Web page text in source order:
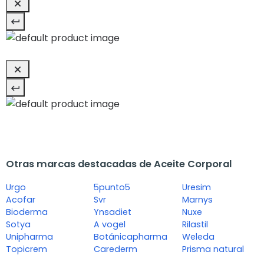
Otras marcas destacadas de Aceite Corporal
Urgo
Acofar
Bioderma
Sotya
Unipharma
Topicrem
5punto5
Svr
Ynsadiet
A vogel
Botánicapharma
Carederm
Uresim
Marnys
Nuxe
Rilastil
Weleda
Prisma natural